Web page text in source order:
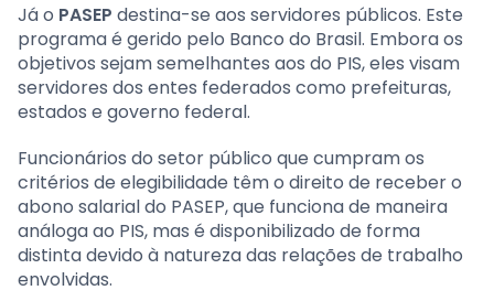
Já o PASEP destina-se aos servidores públicos. Este
programa é gerido pelo Banco do Brasil. Embora os
objetivos sejam semelhantes aos do PIS, eles visam
servidores dos entes federados como prefeituras,
estados e governo federal.
Funcionários do setor público que cumpram os
critérios de elegibilidade têm o direito de receber o
abono salarial do PASEP, que funciona de maneira
análoga ao PIS, mas é disponibilizado de forma
distinta devido à natureza das relações de trabalho
envolvidas.